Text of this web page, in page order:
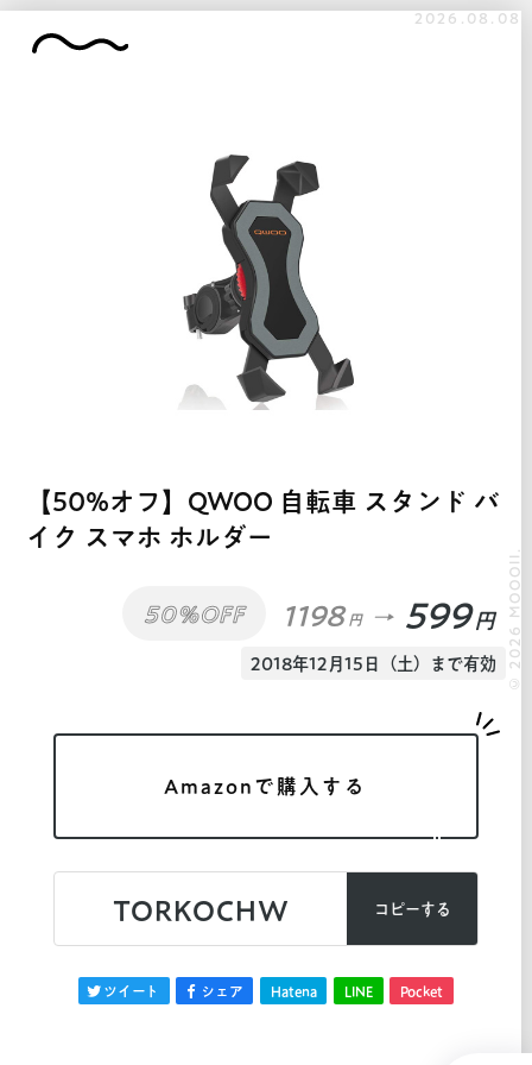
2026.08.08
【50%オフ】QWOO 自転車 スタンド バ
イク スマホ ホルダー
50%OFF 1198 円 599 円
2018年12月15日（土）まで有効
Amazonで購入する
TORKOCHW コピーする
ツイート シェア Hatena LINE Pocket
© 2026 MOOOII.